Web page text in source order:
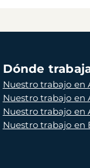
Dónde
Nuestro trabajo en
Nuestro trabajo en
Nuestro trabajo en
Nuestro trabajo en